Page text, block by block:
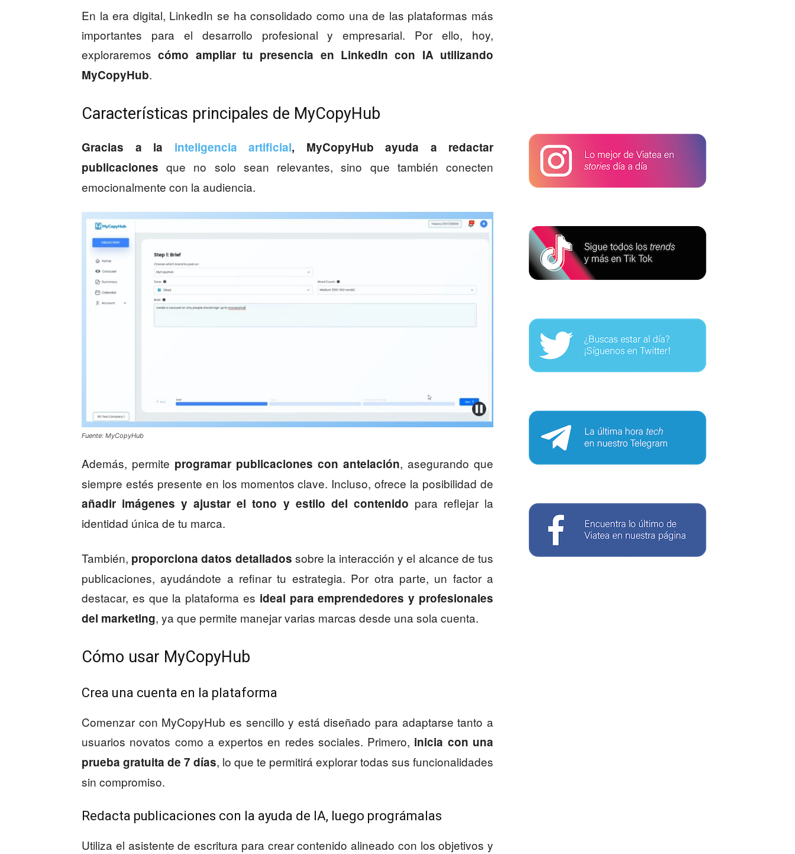
En la era digital, LinkedIn se ha consolidado como una de las plataformas más
importantes para el desarrollo profesional y empresarial. Por ello, hoy,
exploraremoscómo ampliar tu presencia en LinkedIn con IA utilizando
MyCopyHub.
Características principales de MyCopyHub
Gracias a la inteligencia artificial, MyCopyHub ayuda a redactar
publicaciones que no solo sean relevantes, sino que también conecten
emocionalmente con la audiencia.
Fuente: MyCopyHub
Además, permite programar publicaciones con antelación, asegurando que
siempre estés presente en los momentos clave. Incluso, ofrece la posibilidad de
añadir imágenes y ajustar el tono y estilo del contenido para reflejar la
identidad única de tu marca.
También, proporciona datos detallados sobre la interacción y el alcance de tus
publicaciones, ayudándote a refinar tu estrategia. Por otra parte, un factor a
destacar, es que la plataforma es ideal para emprendedores y profesionales
del marketing, ya que permite manejar varias marcas desde una sola cuenta.
Cómo usar MyCopyHub
Crea una cuenta en la plataforma
Comenzar con MyCopyHub es sencillo y está diseñado para adaptarse tanto a
usuarios novatos como a expertos en redes sociales. Primero, inicia con una
prueba gratuita de 7 días, lo que te permitirá explorar todas sus funcionalidades
sin compromiso.
Redacta publicaciones con la ayuda de IA, luego prográmalas
Utiliza el asistente de escritura para crear contenido alineado con los objetivos y